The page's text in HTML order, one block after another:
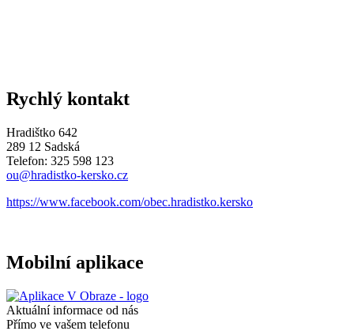
Rychlý kontakt
Hradištko 642
289 12 Sadská
Telefon: 325 598 123
ou@hradistko-kersko.cz
https://www.facebook.com/obec.hradistko.kersko
Mobilní aplikace
Aktuální informace od nás
Přímo ve vašem telefonu